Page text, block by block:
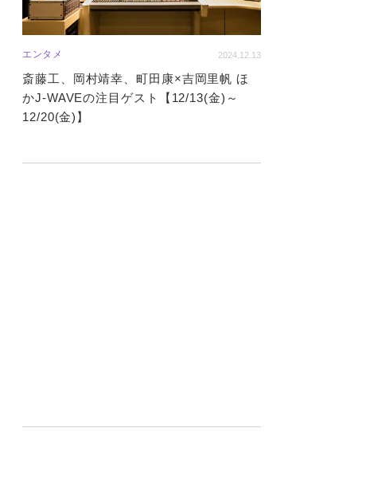
エンタメ 2024.12.13
斎藤工、岡村靖幸、町田康×吉岡里帆 ほ
かJ-WAVEの注目ゲスト【12/13(金)～
12/20(金)】